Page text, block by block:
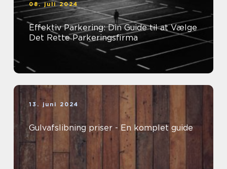
08. juli 2024
Effektiv Parkering: Din Guide til at Vælge
Det Rette Parkeringsfirma
13. juni 2024
Gulvafslibning priser - En komplet guide